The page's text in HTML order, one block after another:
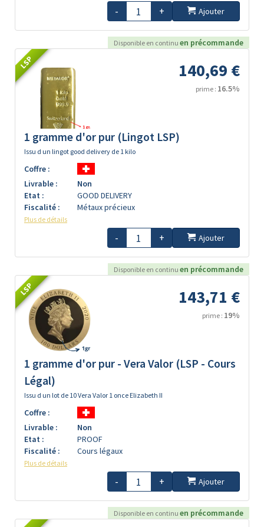
- + Ajouter
Disponible en continu en précommande
LSP 140,69 €
prime : 16.5%
1 gramme d'or pur (Lingot LSP)
Issu d un lingot good delivery de 1 kilo
Coffre :
Livrable :
Non
Etat :
GOOD DELIVERY
Fiscalité :
Métaux précieux
Plus de détails
- + Ajouter
Disponible en continu en précommande
LSP 143,71 €
prime : 19%
1 gramme d'or pur - Vera Valor (LSP - Cours
Légal)
Issu d un lot de 10 Vera Valor 1 once Elizabeth II
Coffre :
Livrable :
Non
Etat :
PROOF
Fiscalité :
Cours légaux
Plus de détails
- + Ajouter
Disponible en continu en précommande